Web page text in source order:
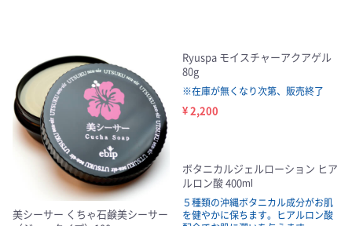
美シーサー くちゃ石鹸美シーサー
Ryuspa モイスチャーアクアゲル
80g
※在庫が無くなり次第、販売終了
¥ 2,200
ボタニカルジェルローション ヒア
ルロン酸 400ml
５種類の沖縄ボタニカル成分がお肌
を健やかに保ちます。ヒアルロン酸